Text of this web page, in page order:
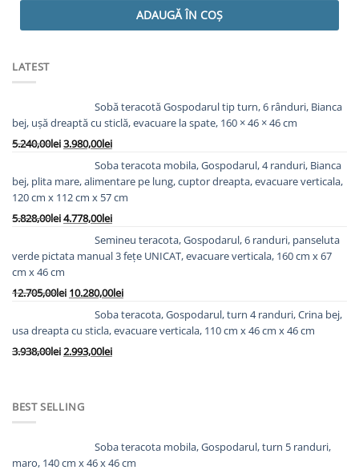
ADAUGĂ ÎN COȘ
LATEST
Sobă teracotă Gospodarul tip turn, 6 rânduri, Bianca
bej, ușă dreaptă cu sticlă, evacuare la spate, 160 × 46 × 46 cm
5.240,00leiPrețul
fost:
3.980,00leiPrețul
curent
este:
3.980,00lei.
Soba teracota mobila, Gospodarul, 4 randuri, Bianca
bej, plita mare, alimentare pe lung, cuptor dreapta, evacuare verticala,
120 cm x 112 cm x 57 cm
5.828,00leiPrețul
a
4.778,00leiPrețul
curent
este:
4.778,00lei.
Semineu teracota, Gospodarul, 6 randuri, panseluta
verde pictata manual 3 fețe UNICAT, evacuare verticala, 160 cm x 67
cm x 46 cm
12.705,00lei Prețul
12.705,00lei.
10.280,00leiPrețul
curent
Soba teracota, Gospodarul, turn 4 randuri, Crina bej,
usa dreapta cu sticla, evacuare verticala, 110 cm x 46 cm x 46 cm
3.938,00leiPrețul
3.938,00lei.
2.993,00leiPrețul
BEST SELLING
Soba teracota mobila, Gospodarul, turn 5 randuri,
maro, 140 cm x 46 x 46 cm